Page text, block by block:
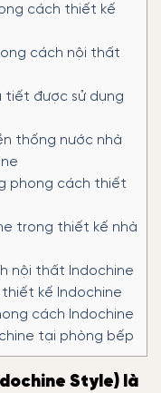
cách thiết kế
cách nội thất
tiết được sử dụng
thống nước nhà
phong cách thiết
trong thiết kế nhà
nội thất Indochine
kế Indochine
cách Indochine
tại phòng bếp
Style) là